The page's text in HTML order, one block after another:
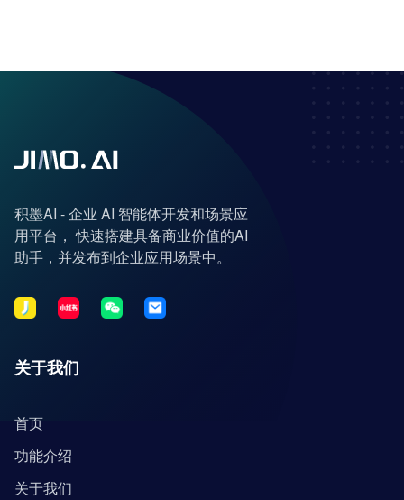
积墨AI - 企业 AI 智能体开发和场景应
用平台， 快速搭建具备商业价值的AI
助手，并发布到企业应用场景中。
关于我们
首页
功能介绍
关于我们